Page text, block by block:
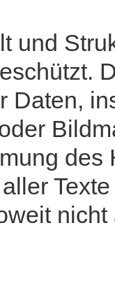
und
Daten,
des